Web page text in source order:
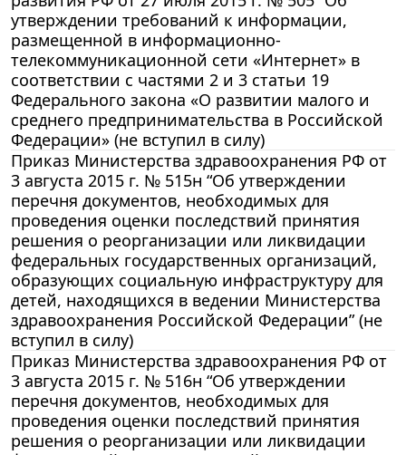
утверждении требований к информации,
размещенной в информационно-
телекоммуникационной сети «Интернет» в
соответствии с частями 2 и 3 статьи 19
Федерального закона «О развитии малого и
среднего предпринимательства в Российской
Федерации» (не вступил в силу)
Приказ Министерства здравоохранения РФ от
3 августа 2015 г. № 515н “Об утверждении
перечня документов, необходимых для
проведения оценки последствий принятия
решения о реорганизации или ликвидации
федеральных государственных организаций,
образующих социальную инфраструктуру для
детей, находящихся в ведении Министерства
здравоохранения Российской Федерации” (не
вступил в силу)
Приказ Министерства здравоохранения РФ от
3 августа 2015 г. № 516н “Об утверждении
перечня документов, необходимых для
проведения оценки последствий принятия
решения о реорганизации или ликвидации